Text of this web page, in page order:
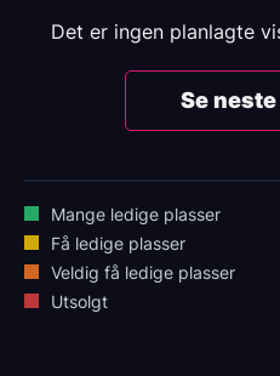
Det er ingen planlagte
Se
Mange ledige plasser
Få ledige plasser
Veldig få ledige plasser
Utsolgt